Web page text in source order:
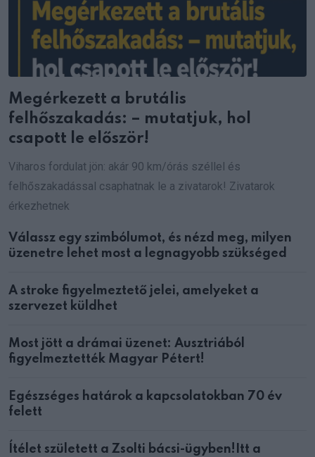
Megérkezett a brutális
felhőszakadás: – mutatjuk, hol
csapott le először!
Viharos fordulat jön: akár 90 km/órás széllel és
felhőszakadással csaphatnak le a zivatarok! Zivatarok
érkezhetnek
Válassz egy szimbólumot, és nézd meg, milyen
üzenetre lehet most a legnagyobb szükséged
A stroke figyelmeztető jelei, amelyeket a
szervezet küldhet
Most jött a drámai üzenet: Ausztriából
figyelmeztették Magyar Pétert!
Egészséges határok a kapcsolatokban 70 év
felett
Ítélet született a Zsolti bácsi-ügyben!Itt a